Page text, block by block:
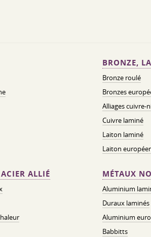
BRONZE,
Bronze roulé
Bronzes
Alliages cuivre-
Cuivre laminé
Laiton laminé
Laiton
ALLIÉ MÉTAUX
Aluminium
Duraux laminés
Aluminium
Babbitts